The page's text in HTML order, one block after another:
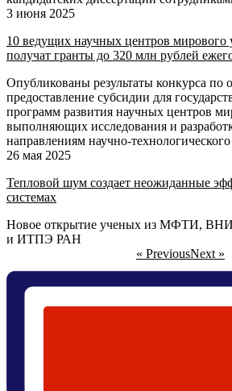
3 июня 2025
10 ведущих научных центров мирового
получат гранты до 320 млн рублей
Опубликованы результаты конкурса по
предоставление субсидии для
программ развития научных центров
выполняющих исследования и
направлениям научно-
26 мая 2025
Тепловой шум создает неожиданные
системах
Новое открытие ученых из МФТИ,
и ИТПЭ РАН
« PreviousNext »